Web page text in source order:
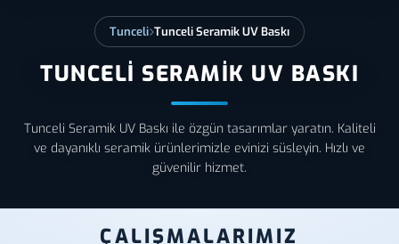
Tunceli Tunceli Seramik UV Baskı
TUNCELI SERAMIK UV BASKI
Tunceli Seramik UV Baskı ile özgün tasarımlar yaratın. Kaliteli
ve dayanıklı seramik ürünlerimizle evinizi süsleyin. Hızlı ve
güvenilir hizmet.
ÇALIŞMALARIMIZ